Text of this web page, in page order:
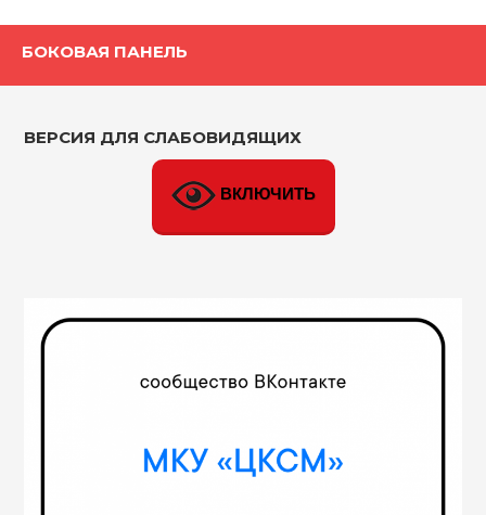
БОКОВАЯ ПАНЕЛЬ
ВЕРСИЯ ДЛЯ СЛАБОВИДЯЩИХ
ВКЛЮЧИТЬ